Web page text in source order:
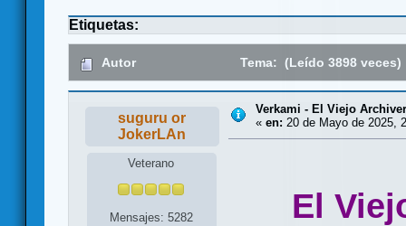
Etiquetas:
Autor Tema: (Leído 3898 veces)
suguru or
JokerLAn
Veterano
Mensajes: 5282
Verkami - El Viejo
« en: 20 de Mayo de 2025,
El